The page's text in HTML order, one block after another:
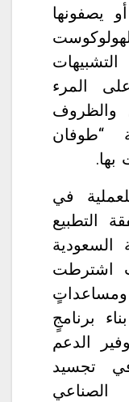
حرب 1973، أو يصفونها
المرء
والظروف
“طوفان
بها.
في
التطبيع
السعودية
اشترطت
برنامجٍ
الدعم
في تجسيد